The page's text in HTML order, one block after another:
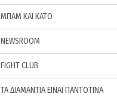
ΜΠΑΜ ΚΑΙ ΚΑΤΩ
NEWSROOM
FIGHT CLUB
ΤΑ ΔΙΑΜΑΝΤΙΑ ΕΙΝΑΙ ΠΑΝΤΟΤΙΝΑ